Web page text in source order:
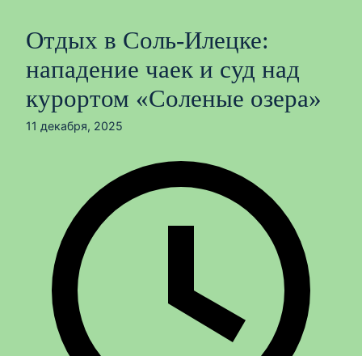
Отдых в Соль-Илецке:
нападение чаек и суд над
курортом «Соленые озера»
11 декабря, 2025